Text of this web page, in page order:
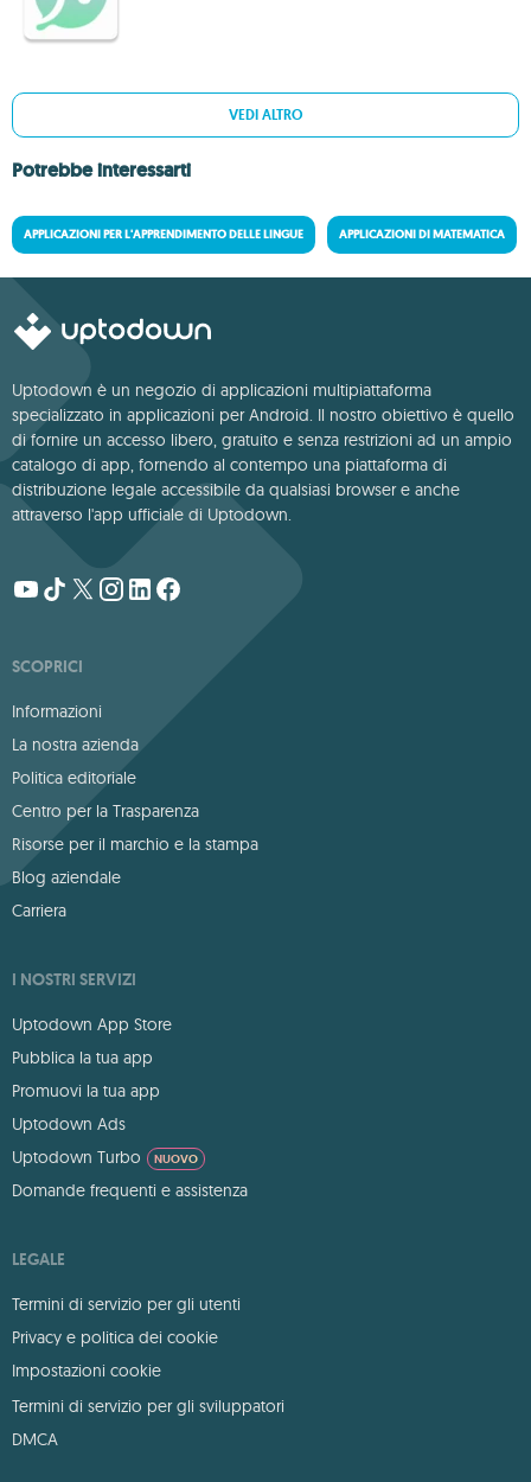
VEDI ALTRO
Potrebbe interessarti
APPLICAZIONI PER L'APPRENDIMENTO DELLE LINGUE APPLICAZIONI DI MATEMATICA
Uptodown è un negozio di applicazioni multipiattaforma
specializzato in applicazioni per Android. Il nostro obiettivo è quello
di fornire un accesso libero, gratuito e senza restrizioni ad un ampio
catalogo di app, fornendo al contempo una piattaforma di
distribuzione legale accessibile da qualsiasi browser e anche
attraverso l'app ufficiale di Uptodown.
SCOPRICI
Informazioni
La nostra azienda
Politica editoriale
Centro per la Trasparenza
Risorse per il marchio e la stampa
Blog aziendale
Carriera
I NOSTRI SERVIZI
Uptodown App Store
Pubblica la tua app
Promuovi la tua app
Uptodown Ads
Uptodown Turbo
NUOVO
Domande frequenti e assistenza
LEGALE
Termini di servizio per gli utenti
Privacy e politica dei cookie
Impostazioni cookie
Termini di servizio per gli sviluppatori
DMCA